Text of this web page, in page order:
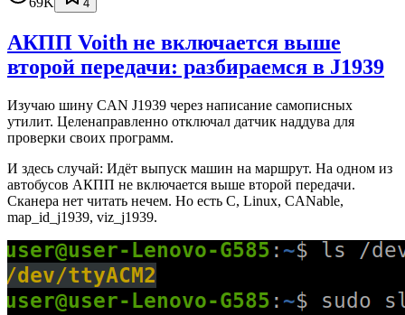
4
АКПП Voith не включается выше
второй передачи: разбираемся в J1939
Изучаю шину CAN J1939 через написание самописных
утилит. Целенаправленно отключал датчик наддува для
проверки своих программ.
И здесь случай: Идёт выпуск машин на маршрут. На одном из
автобусов АКПП не включается выше второй передачи.
Сканера нет читать нечем. Но есть C, Linux, CANable,
map_id_j1939, viz_j1939.